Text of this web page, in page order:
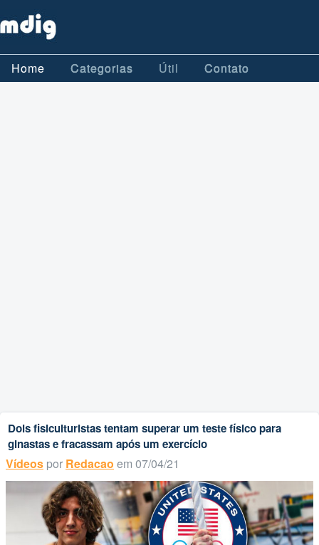
Home Categorias Útil Contato
Dois fisiculturistas tentam superar um teste físico para
ginastas e fracassam após um exercício
Vídeos por Redacao em 07/04/21